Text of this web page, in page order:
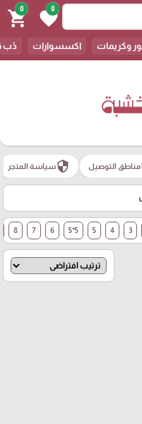
0
favorite
0
shopping_cart
وكريمات اكسسوارات دُب
مناطق التوصيل securityسياسة المتجر
3
4
5
5*5
6
7
8